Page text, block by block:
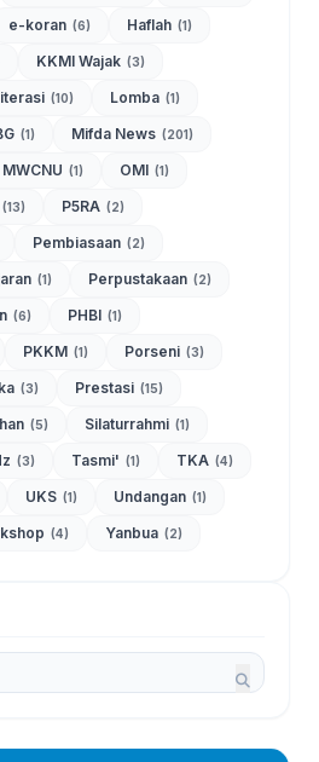
e-koran (6) Haflah (1)
KKMI Wajak (3)
(10) Lomba (1)
(1) Mifda News (201)
MWCNU (1) OMI (1)
(13) P5RA (2)
Pembiasaan (2)
(1) Perpustakaan (2)
(6) PHBI (1)
PKKM (1) Porseni (3)
(3) Prestasi (15)
(5) Silaturrahmi (1)
(3) Tasmi' (1) TKA (4)
UKS (1) Undangan (1)
(4) Yanbua (2)